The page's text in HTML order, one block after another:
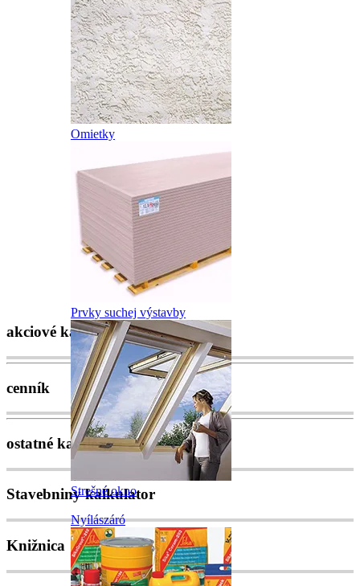
Omietky
Prvky suchej výstavby
Strešné okno
Nyílászáró
akciové katalógy
cenník
ostatné katalógy
Stavebniny kalkulator
Knižnica